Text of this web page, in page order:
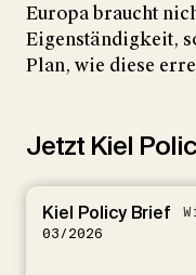
Europa braucht
Eigenständigkeit,
Plan, wie diese
Jetzt Kiel
Kiel Policy Brief
03/2026